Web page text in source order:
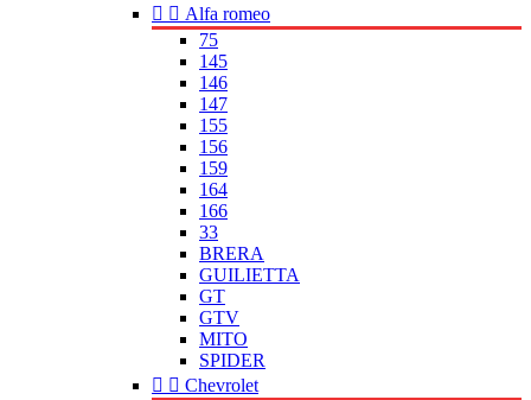
  Alfa romeo
75
145
146
147
155
156
159
164
166
33
BRERA
GUILIETTA
GT
GTV
MITO
SPIDER
  Chevrolet